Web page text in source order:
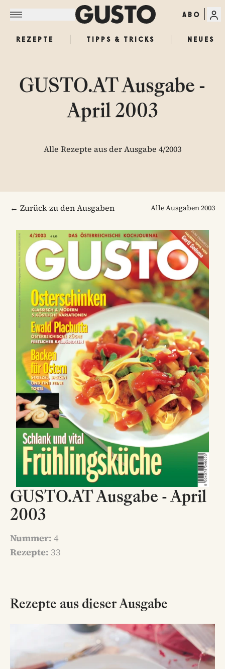
ABO
REZEPTE TIPPS & TRICKS NEUES
GUSTO.AT Ausgabe -
April 2003
Alle Rezepte aus der Ausgabe 4/2003
← Zurück zu den Ausgaben Alle Ausgaben2003
GUSTO.AT Ausgabe - April
2003
Nummer: 4
Rezepte: 33
Rezepte aus dieser Ausgabe